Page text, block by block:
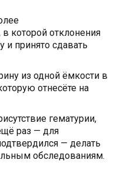
которой отклонения
принято сдавать
из одной ёмкости в
отнесёте на
гематурии,
раз — для
— делать
обследованиям.